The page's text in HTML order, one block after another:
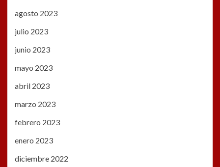
agosto 2023
julio 2023
junio 2023
mayo 2023
abril 2023
marzo 2023
febrero 2023
enero 2023
diciembre 2022